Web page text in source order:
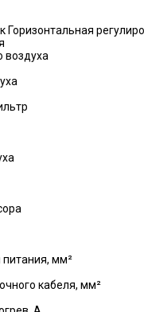
Горизонтальная
воздуха
мм²
кабеля, мм²